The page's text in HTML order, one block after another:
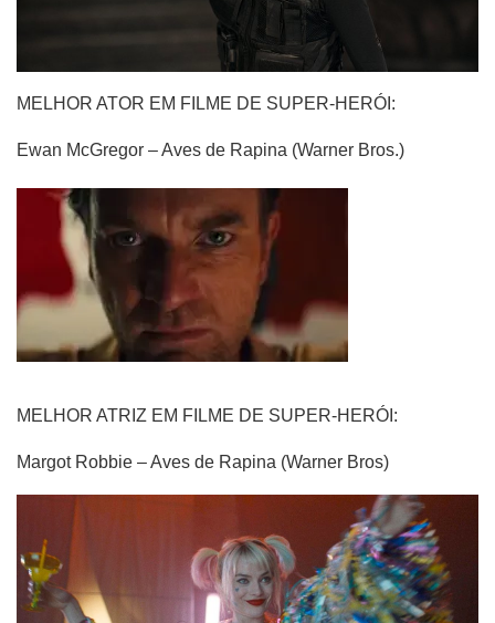
MELHOR ATOR EM FILME DE SUPER-HERÓI:
Ewan McGregor – Aves de Rapina (Warner Bros.)
MELHOR ATRIZ EM FILME DE SUPER-HERÓI:
Margot Robbie – Aves de Rapina (Warner Bros)